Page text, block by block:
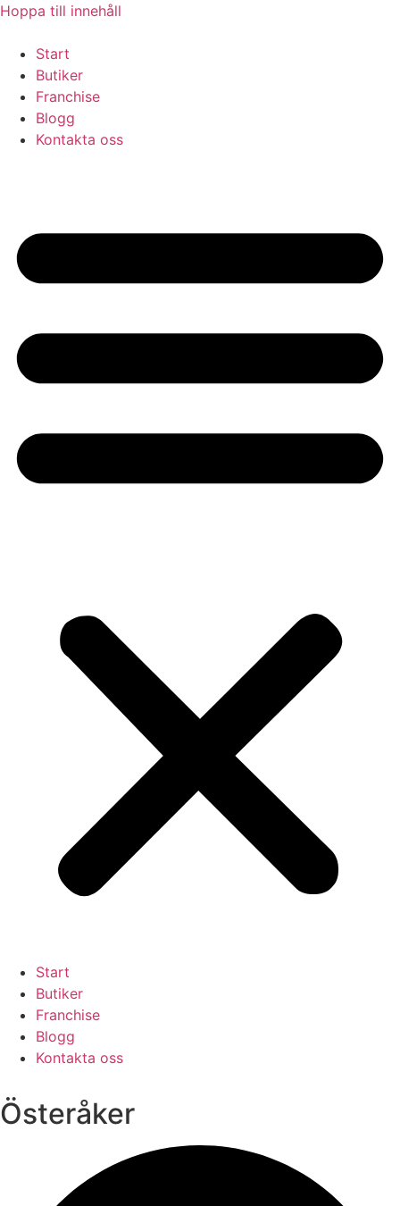
Hoppa till innehåll
Start
Butiker
Franchise
Blogg
Kontakta oss
Start
Butiker
Franchise
Blogg
Kontakta oss
Österåker